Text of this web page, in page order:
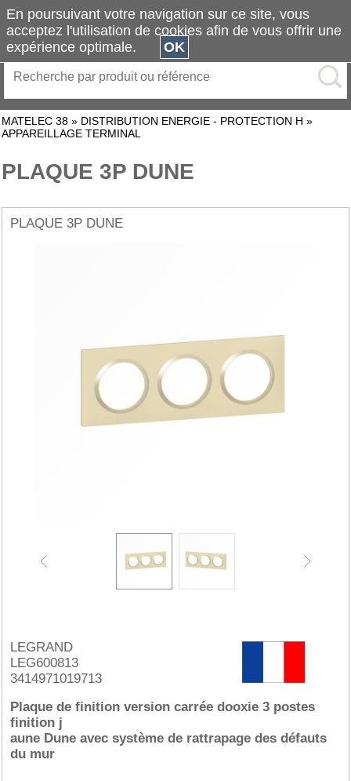
MATELEC 38 » DISTRIBUTION ENERGIE - PROTECTION H »
APPAREILLAGE TERMINAL
PLAQUE 3P DUNE
PLAQUE 3P DUNE
LEGRAND
LEG600813
3414971019713
Plaque de finition version carrée dooxie 3 postes
finition j
aune Dune avec système de rattrapage des défauts
du mur
En poursuivant votre navigation sur ce site, vous
acceptez l'utilisation de cookies afin de vous offrir une
expérience optimale.
OK